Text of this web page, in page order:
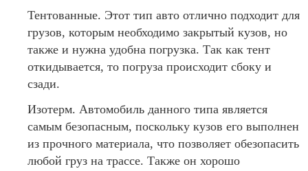
Тентованные. Этот тип авто отлично подходит для
грузов, которым необходимо закрытый кузов, но
также и нужна удобна погрузка. Так как тент
откидывается, то погруза происходит сбоку и
сзади.
Изотерм. Автомобиль данного типа является
самым безопасным, поскольку кузов его выполнен
из прочного материала, что позволяет обезопасить
любой груз на трассе. Также он хорошо